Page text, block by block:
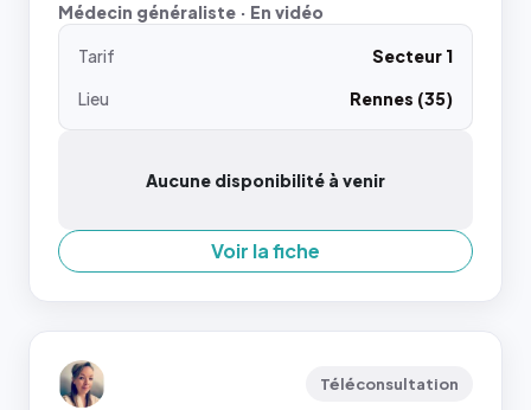
Médecin généraliste · En vidéo
Tarif
Secteur 1
Lieu
Rennes (35)
Aucune disponibilité à venir
Voir la fiche
Téléconsultation